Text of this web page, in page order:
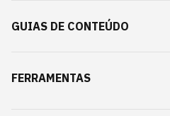
GUIAS DE CONTEÚDO
FERRAMENTAS